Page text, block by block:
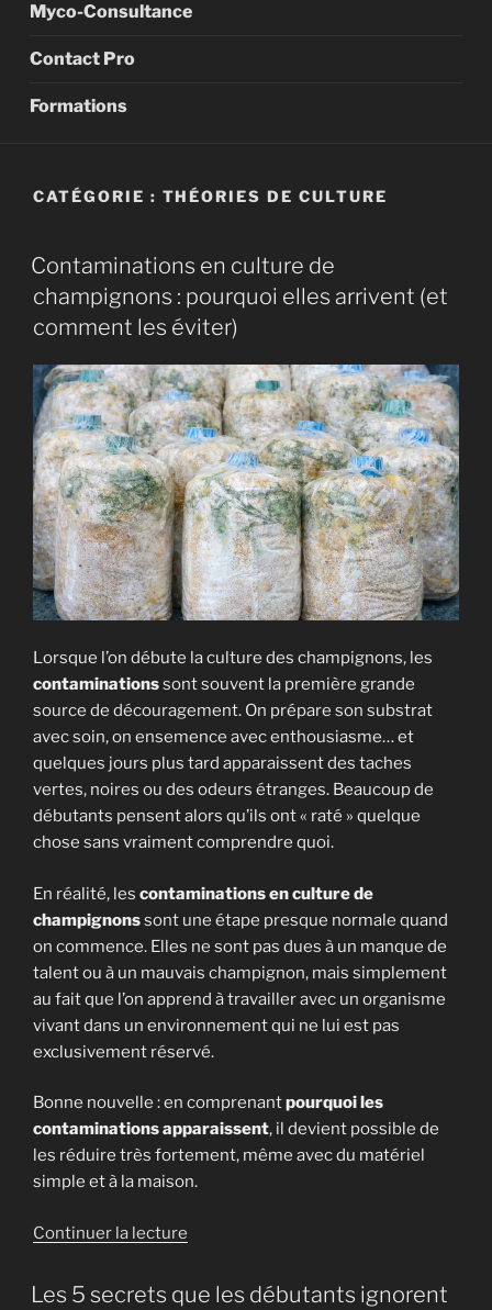
Myco-Consultance
Contact Pro
Formations
CATÉGORIE : THÉORIES DE CULTURE
Contaminations en culture de
champignons : pourquoi elles arrivent (et
comment les éviter)
Lorsque l’on débute la culture des champignons, les
contaminationssont souvent la première grande
source de découragement. On prépare son substrat
avec soin, on ensemence avec enthousiasme… et
quelques jours plus tard apparaissent des taches
vertes, noires ou des odeurs étranges. Beaucoup de
débutants pensent alors qu’ils ont « raté » quelque
chose sans vraiment comprendre quoi.
En réalité, les contaminations en culture de
champignonssont une étape presque normale quand
on commence. Elles ne sont pas dues à un manque de
talent ou à un mauvais champignon, mais simplement
au fait que l’on apprend à travailler avec un organisme
vivant dans un environnement qui ne lui est pas
exclusivement réservé.
Bonne nouvelle : en comprenantpourquoi les
contaminations apparaissent, il devient possible de
les réduire très fortement, même avec du matériel
simple et à la maison.
Continuer la lecture
Les 5 secrets que les débutants ignorent